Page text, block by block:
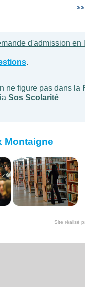
d'admission en
.
ne figure pas dans la
Sos Scolarité
Montaigne
Site réalisé